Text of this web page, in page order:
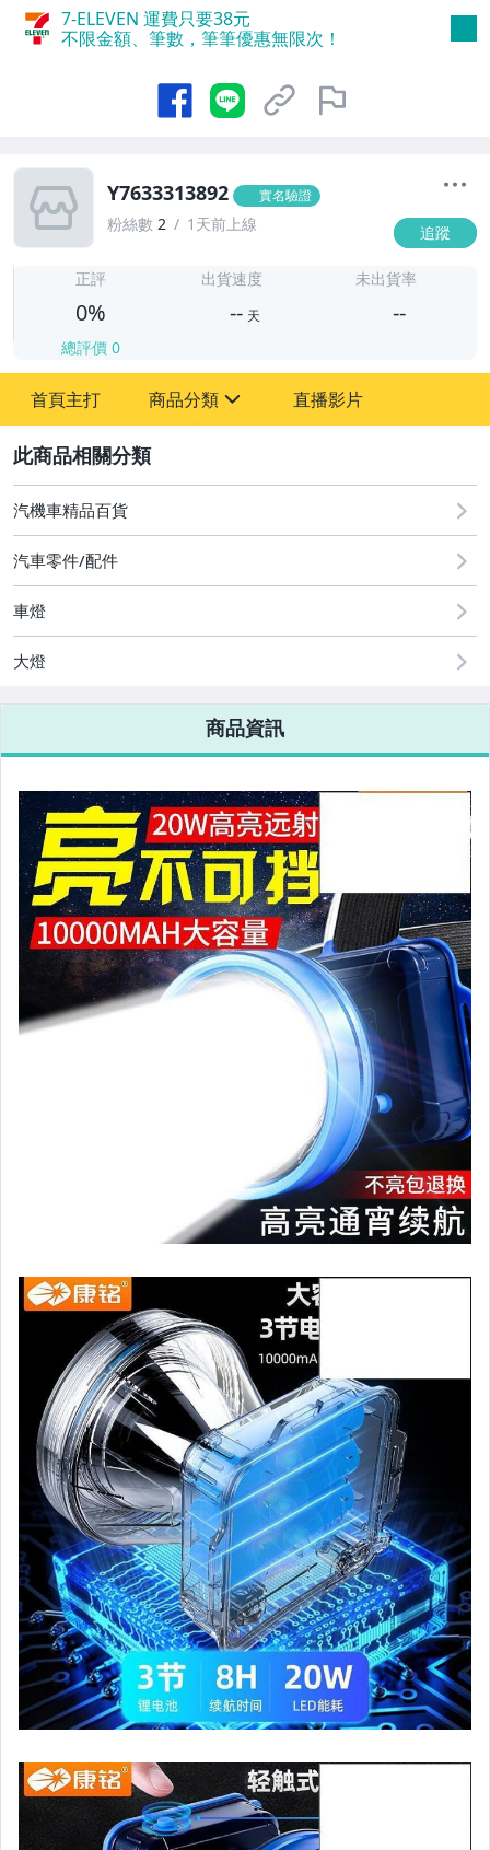
7-ELEVEN 運費只要38元
不限金額、筆數，筆筆優惠無限次！
Y7633313892 實名驗證
粉絲數 2 1天前上線 追蹤
正評
0%
總評價 0
出貨速度
-- 天
未出貨率
--
首頁主打 商品分類
圖書/影音/文具
古董、藝術與礦石
手機、配件與通訊
美容保養與彩妝
電腦、平板與周邊
運動、戶外與休閒
嬰幼兒與孕婦
汽機車精品百貨
居家、家具與園藝
玩具、模型與公仔
男性精品與服飾
直播影片
汽機車精品百貨
汽車零件/配件
車燈
大燈
商品資訊